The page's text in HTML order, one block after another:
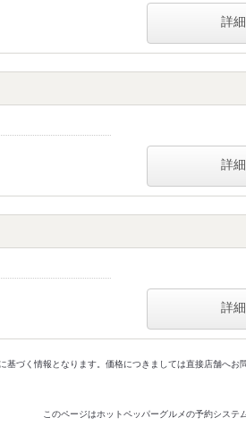
詳細
詳細
詳細
づく情報となります。価格につきましては直接店舗へお
このページはホットペッパーグルメの予約システ